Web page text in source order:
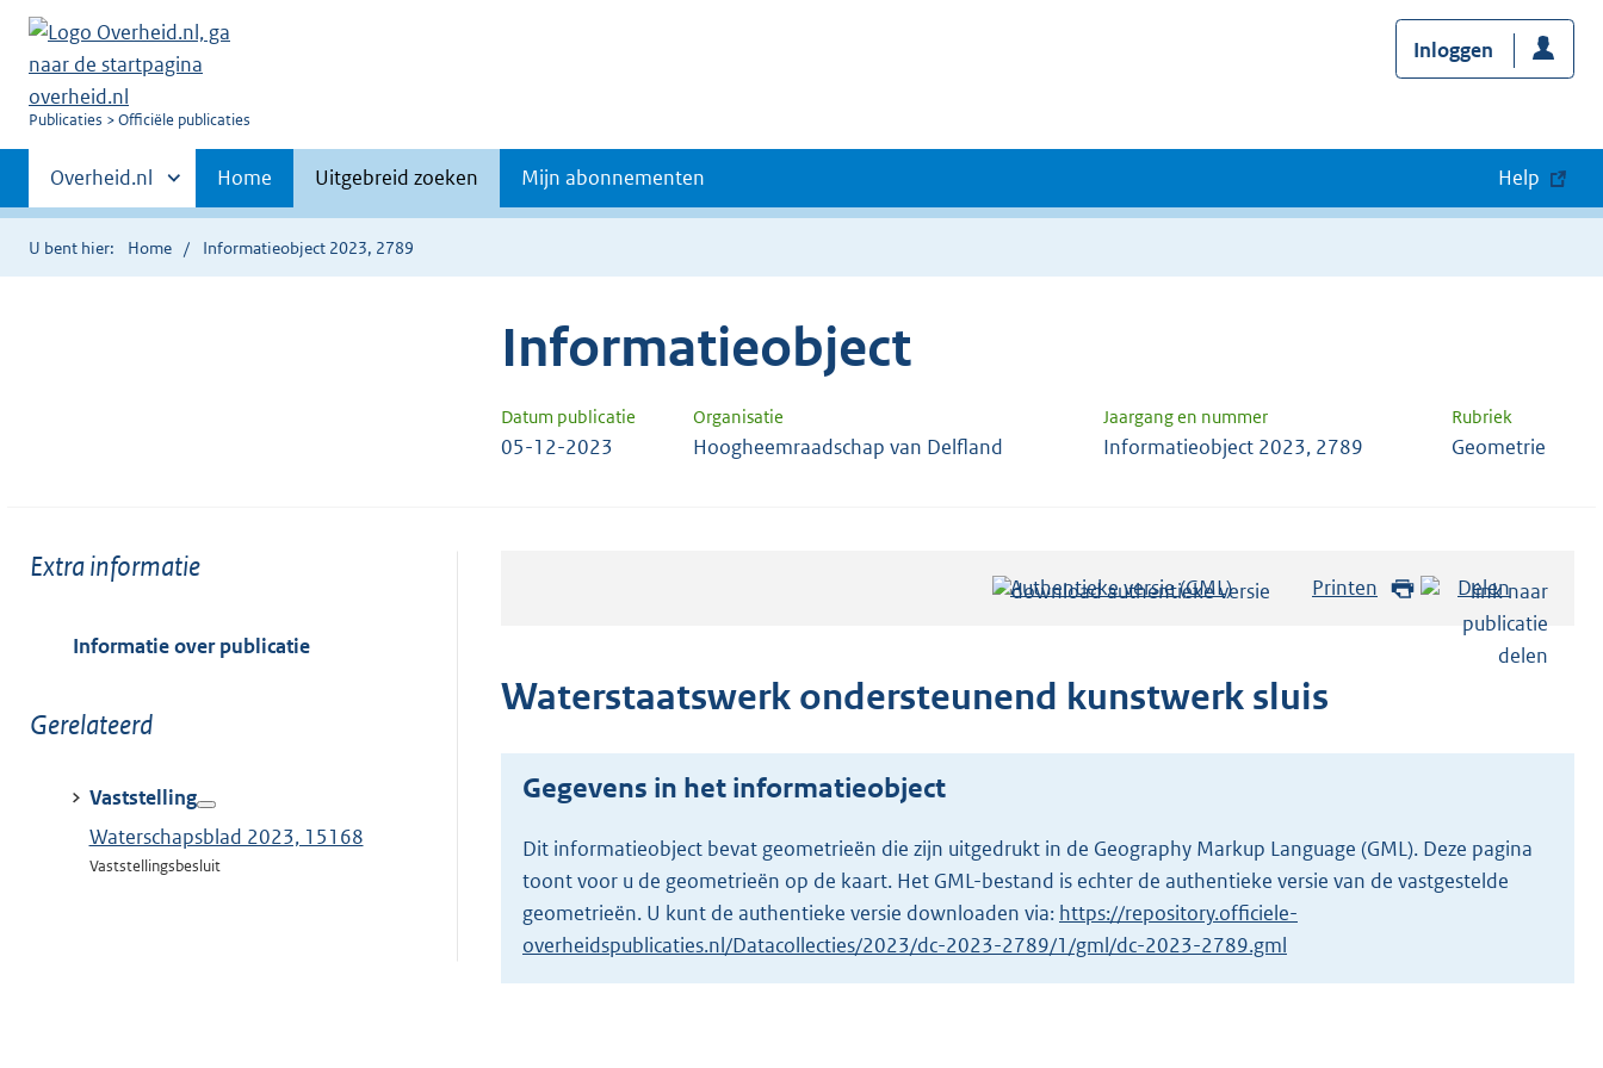
U
Publicaties Officiële publicaties
Inloggen
Primaire
navigatie
Andere
sites
binnen
Overheid.nl Home Uitgebreid zoeken Mijn abonnementen Help
U bent hier: Home Informatieobject 2023, 2789
Informatieobject
Datum publicatie Organisatie Jaargang en nummer Rubriek
05-12-2023 Hoogheemraadschap van Delfland Informatieobject 2023, 2789 Geometrie
Toon
Extra informatie
Informatie over publicatie
Toon
Gerelateerd
Vaststelling
Waterschapsblad 2023, 15168
Vaststellingsbesluit
Authentieke versie (GML)b
t
a
n
g
r
o
o
Printen Delen
Waterstaatswerk ondersteunend kunstwerk sluis
Gegevens in het informatieobject
Dit informatieobject bevat geometrieën die zijn uitgedrukt in de Geography Markup Language (GML). Deze pagina
toont voor u de geometrieën op de kaart. Het GML-bestand is echter de authentieke versie van de vastgestelde
geometrieën. U kunt de authentieke versie downloaden via: https://repository.officiele-
overheidspublicaties.nl/Datacollecties/2023/dc-2023-2789/1/gml/dc-2023-2789.gml